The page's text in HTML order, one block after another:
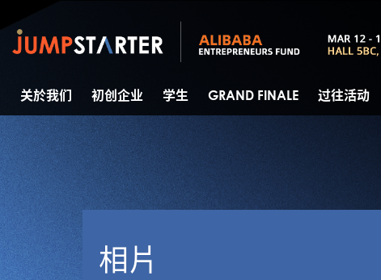
关於我们 初创企业 学生 GRAND FINALE 过往活动
相片